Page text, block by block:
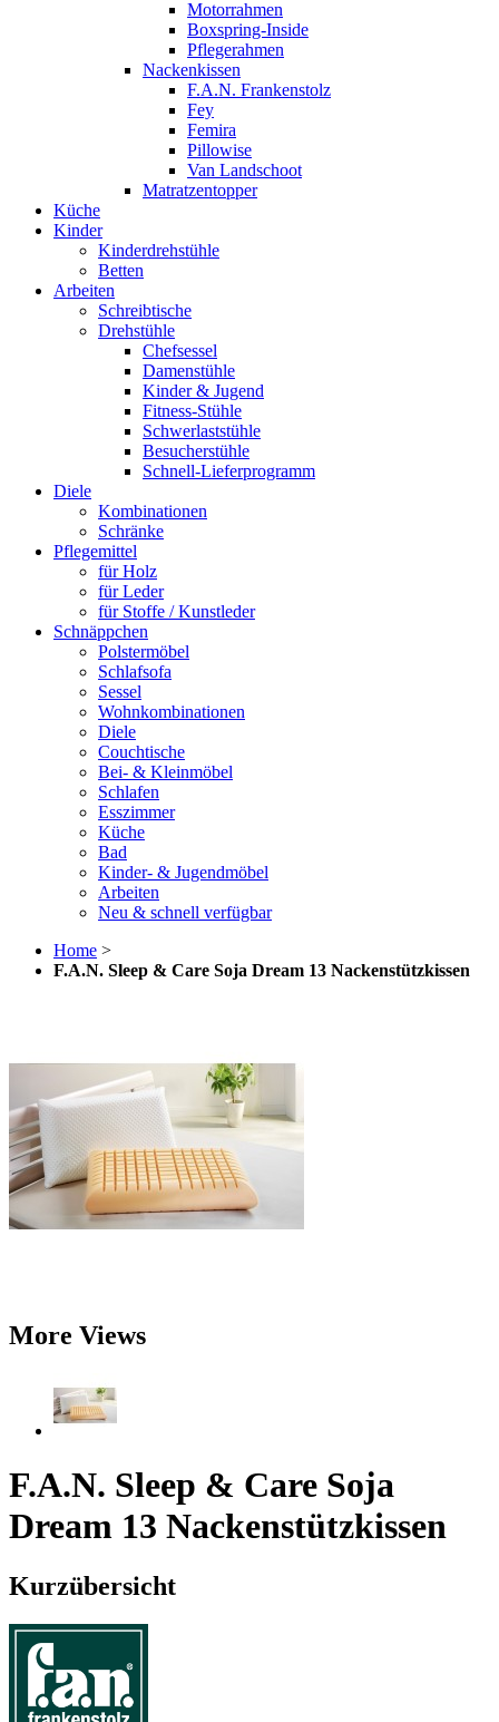
Motorrahmen
Boxspring-Inside
Pflegerahmen
Nackenkissen
F.A.N. Frankenstolz
Fey
Femira
Pillowise
Van Landschoot
Matratzentopper
Küche
Kinder
Kinderdrehstühle
Betten
Arbeiten
Schreibtische
Drehstühle
Chefsessel
Damenstühle
Kinder & Jugend
Fitness-Stühle
Schwerlaststühle
Besucherstühle
Schnell-Lieferprogramm
Diele
Kombinationen
Schränke
Pflegemittel
für Holz
für Leder
für Stoffe / Kunstleder
Schnäppchen
Polstermöbel
Schlafsofa
Sessel
Wohnkombinationen
Diele
Couchtische
Bei- & Kleinmöbel
Schlafen
Esszimmer
Küche
Bad
Kinder- & Jugendmöbel
Arbeiten
Neu & schnell verfügbar
Home >
F.A.N. Sleep & Care Soja Dream 13 Nackenstützkissen
More Views
F.A.N. Sleep & Care Soja
Dream 13 Nackenstützkissen
Kurzübersicht